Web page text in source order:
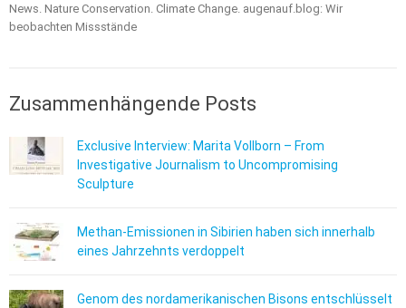
News. Nature Conservation. Climate Change. augenauf.blog: Wir
beobachten Missstände
Zusammenhängende Posts
Exclusive Interview: Marita Vollborn – From
Investigative Journalism to Uncompromising
Sculpture
Methan-Emissionen in Sibirien haben sich innerhalb
eines Jahrzehnts verdoppelt
Genom des nordamerikanischen Bisons entschlüsselt